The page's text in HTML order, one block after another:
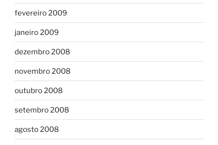
fevereiro 2009
janeiro 2009
dezembro 2008
novembro 2008
outubro 2008
setembro 2008
agosto 2008